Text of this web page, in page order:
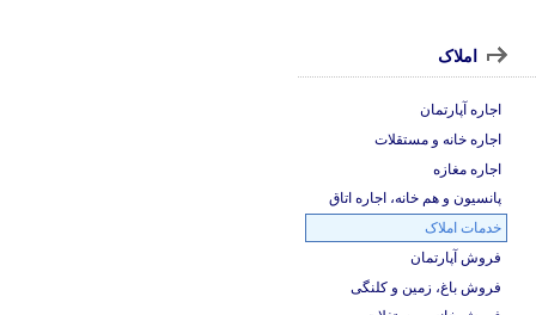
املاک
اجاره آپارتمان
اجاره خانه و مستقلات
اجاره مغازه
پانسیون و هم خانه، اجاره اتاق
خدمات املاک
فروش آپارتمان
فروش باغ، زمین و کلنگی